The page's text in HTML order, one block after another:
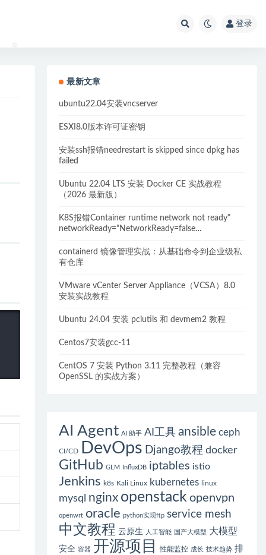
登录
最新文章
ubuntu22.04安装vncserver
ESXI8.0版本许可证密钥
安装ssh报错needrestart is skipped since dpkg has
failed
Ubuntu 22.04 LTS 安装 Docker CE 实战教程
（2026 最新版）
K8S报错Container runtime network not ready"
networkReady="NetworkReady=false
containerd 镜像管理实战：从基础命令到企业级私
有仓库
VMware vCenter Server Appliance（VCSA）8.0
安装实战教程
Ubuntu 24.04 安装 pciutils 和 devmem2 教程
Centos7安装gcc-11
CentOS 7 安装 Python 3.11 完整教程（兼容
OpenSSL 的实战方案）
AI Agent AI 助手 AI工具 ansible ceph
CI/CD DevOps Django教程 docker
GitHub GLM InfluxDB iptables istio
Jenkins k8s Kali Linux kubernetes linux
mysql nginx openstack openvpn
openwrt oracle python实现ftp service mesh
中文教程 云原生 人工智能 国产大模型 大模型
安全 容器 开源项目 性能监控 成长 技术趋势 排